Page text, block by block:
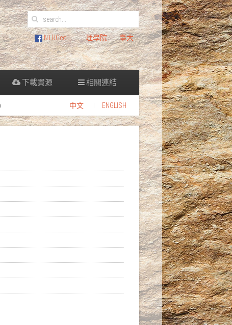
NTUGeo 理學院 臺大
下載資源 相關連結
中文 ENGLISH